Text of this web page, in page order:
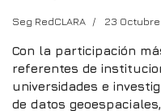
Seg RedCLARA 23
Con la participación
referentes de
universidades e
de datos